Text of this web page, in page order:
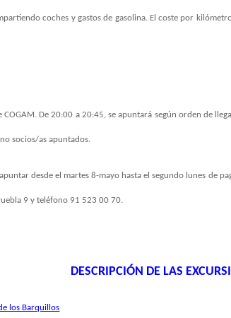
coches y gastos de gasolina. El coste por
COGAM. De 20:00 a 20:45, se apuntará según orden de
socios/as apuntados.
desde el martes 8-mayo hasta el segundo lunes de
9 y teléfono 91 523 00 70.
DESCRIPCIÓN DE LAS
los Barquillos